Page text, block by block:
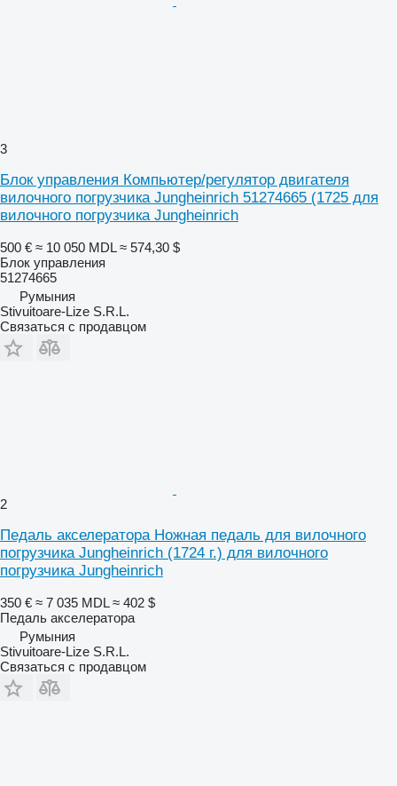
3
Блок управления Компьютер/регулятор двигателя
вилочного погрузчика Jungheinrich 51274665 (1725 для
вилочного погрузчика Jungheinrich
500 € ≈ 10 050 MDL ≈ 574,30 $
Блок управления
51274665
Румыния
Stivuitoare-Lize S.R.L.
Связаться с продавцом
2
Педаль акселератора Ножная педаль для вилочного
погрузчика Jungheinrich (1724 г.) для вилочного
погрузчика Jungheinrich
350 € ≈ 7 035 MDL ≈ 402 $
Педаль акселератора
Румыния
Stivuitoare-Lize S.R.L.
Связаться с продавцом